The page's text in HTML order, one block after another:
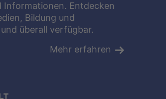
Informationen. Entdecken
Bildung und
überall verfügbar.
Mehr erfahren